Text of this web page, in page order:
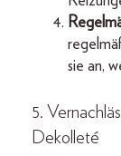
sie an,
5.
Dekolleté